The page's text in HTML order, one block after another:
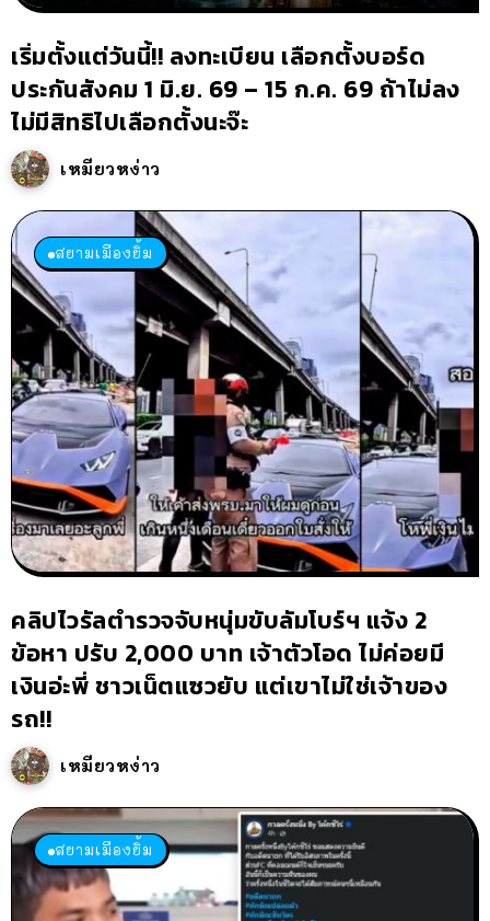
เริ่มตั้งแต่วันนี้!! ลงทะเบียน เลือกตั้งบอร์ด
ประกันสังคม 1 มิ.ย. 69 – 15 ก.ค. 69 ถ้าไม่ลง
ไม่มีสิทธิไปเลือกตั้งนะจ๊ะ
เหมียวหง่าว
สยามเมืองยิ้ม
คลิปไวรัลตำรวจจับหนุ่มขับลัมโบร์ฯ แจ้ง 2
ข้อหา ปรับ 2,000 บาท เจ้าตัวโอด ไม่ค่อยมี
เงินอ่ะพี่ ชาวเน็ตแซวยับ แต่เขาไม่ใช่เจ้าของ
รถ!!
เหมียวหง่าว
สยามเมืองยิ้ม